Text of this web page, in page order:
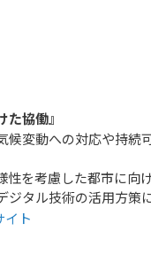
協働』
候変動への対応や持続
を考慮した都市に向
タル技術の活用方策
イト